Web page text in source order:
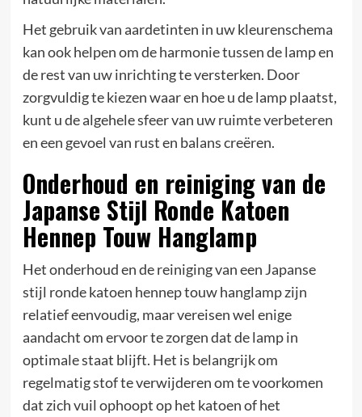
Het gebruik van aardetinten in uw kleurenschema
kan ook helpen om de harmonie tussen de lamp en
de rest van uw inrichting te versterken. Door
zorgvuldig te kiezen waar en hoe u de lamp plaatst,
kunt u de algehele sfeer van uw ruimte verbeteren
en een gevoel van rust en balans creëren.
Onderhoud en reiniging van de
Japanse Stijl Ronde Katoen
Hennep Touw Hanglamp
Het onderhoud en de reiniging van een Japanse
stijl ronde katoen hennep touw hanglamp zijn
relatief eenvoudig, maar vereisen wel enige
aandacht om ervoor te zorgen dat de lamp in
optimale staat blijft. Het is belangrijk om
regelmatig stof te verwijderen om te voorkomen
dat zich vuil ophoopt op het katoen of het